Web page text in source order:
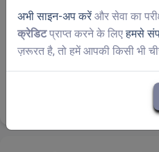
अभी साइन-अप करें और सेवा का
क्रेडिटप्राप्त करने के लिएहमसे
ज़रूरत है, तो हमें आपकी किसी भी